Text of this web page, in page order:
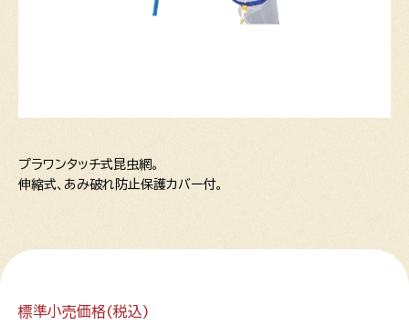
プラワンタッチ式昆虫網。
伸縮式、あみ破れ防止保護カバー付。
標準小売価格(税込)